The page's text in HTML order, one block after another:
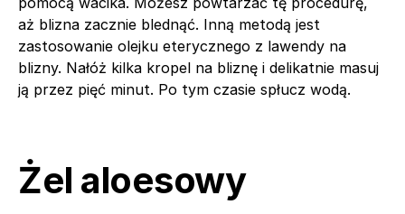
aż blizna zacznie blednąć. Inną metodą jest
zastosowanie olejku eterycznego z lawendy na
blizny. Nałóż kilka kropel na bliznę i delikatnie masuj
ją przez pięć minut. Po tym czasie spłucz wodą.
Żel aloesowy